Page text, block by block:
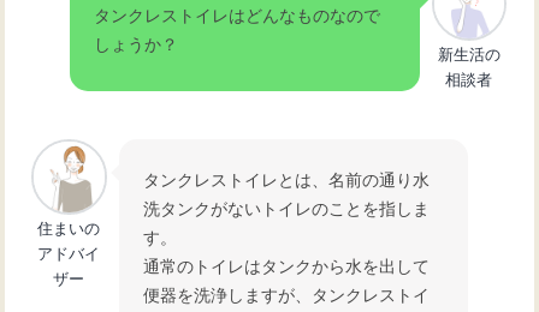
【トイレが流れない】水が溜まる原因
ついて知ろう！
トイレタンクの交換手順と選び方：ス
ムーズにDIYするコツ
タンクレストイレはどんなものなので
しょうか？
新生活の
相談者
住まいの
アドバイ
ザー
タンクレストイレとは、名前の通り水
洗タンクがないトイレのことを指しま
す。
通常のトイレはタンクから水を出して
便器を洗浄しますが、タンクレストイ